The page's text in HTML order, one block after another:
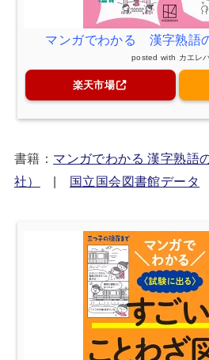
マンガでわかる 漢字熟語
posted with カエレ
楽天市場
書籍： マンガでわかる 漢字熟語
社）
国立国会図書館データ